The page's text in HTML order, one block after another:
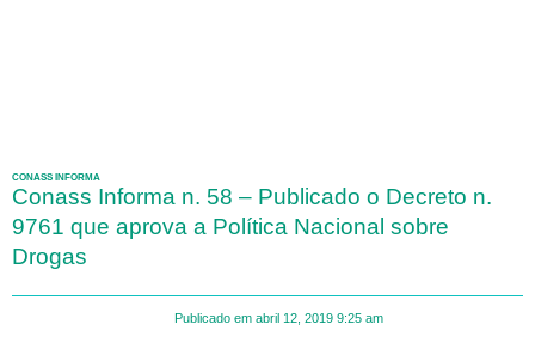
CONASS INFORMA
Conass Informa n. 58 – Publicado o Decreto n.
9761 que aprova a Política Nacional sobre
Drogas
Publicado em abril 12, 2019 9:25 am